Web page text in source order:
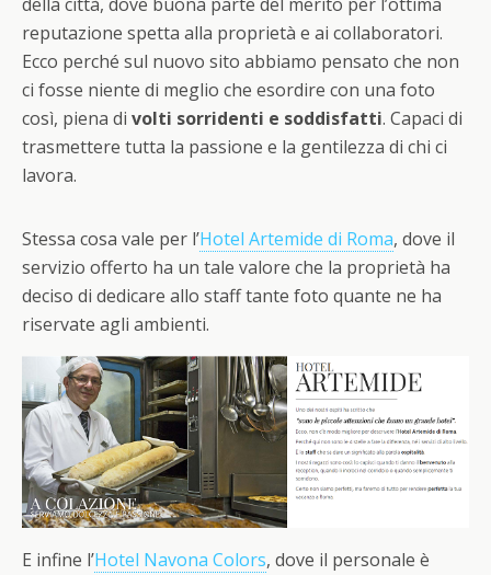
reputazione spetta alla proprietà e ai collaboratori.
Ecco perché sul nuovo sito abbiamo pensato che non
ci fosse niente di meglio che esordire con una foto
così, piena di volti sorridenti e soddisfatti. Capaci di
trasmettere tutta la passione e la gentilezza di chi ci
lavora.
Stessa cosa vale per l’Hotel Artemide di Roma, dove il
servizio offerto ha un tale valore che la proprietà ha
deciso di dedicare allo staff tante foto quante ne ha
riservate agli ambienti.
E infine l’Hotel Navona Colors, dove il personale è